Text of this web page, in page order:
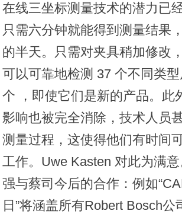
在线三坐标测量技术的潜力已
只需六分钟就能得到测量结果
的半天。只需对夹具稍加修改
可以可靠地检测 37 个不同类
个 ，即使它们是新的产品。此
影响也被完全消除，技术人员
测量过程，这使得他们有时间
工作。Uwe Kasten 对此为满
强与蔡司今后的合作：例如“
日”将涵盖所有Robert Bosch公